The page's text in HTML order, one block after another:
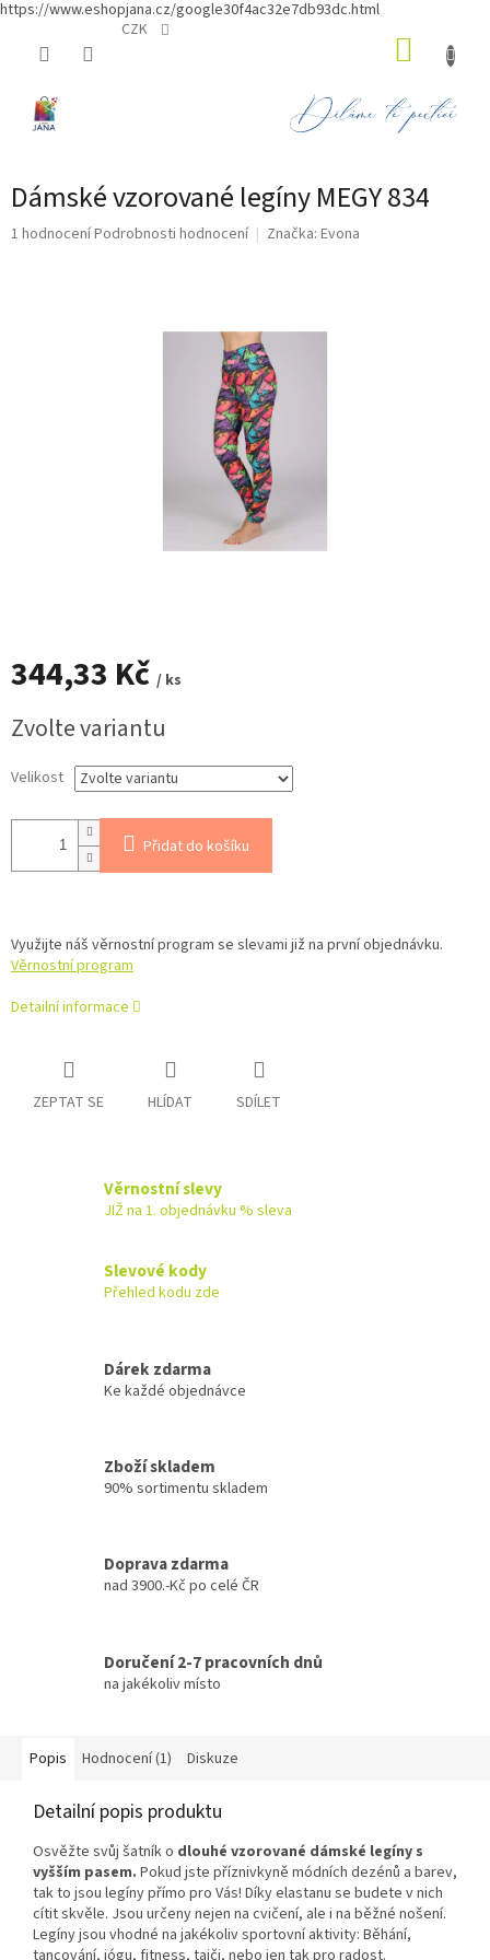
https://www.eshopjana.cz/google30f4ac32e7db93dc.html
CZK
Dámské vzorované legíny MEGY 834
Průměrné
1 hodnoceníPodrobnosti hodnocení Značka: Evona
344,33 Kč / ks
cena:
Zvolte variantu
Velikost
Přidat do košíku
Využijte náš věrnostní program se slevami již na první objednávku.
Věrnostní program
Detailní informace
ZEPTAT SE HLÍDAT SDÍLET
Věrnostní slevy
JIŽ na 1. objednávku % sleva
Slevové kody
Přehled kodu zde
Dárek zdarma
Ke každé objednávce
Zboží skladem
90% sortimentu skladem
Doprava zdarma
nad 3900.-Kč po celé ČR
Doručení 2-7 pracovních dnů
na jakékoliv místo
Popis Hodnocení (1) Diskuze
Detailní popis produktu
Osvěžte svůj šatník o dlouhé vzorované dámské legíny s
vyšším pasem. Pokud jste příznivkyně módních dezénů a barev,
tak to jsou legíny přímo pro Vás! Díky elastanu se budete v nich
cítit skvěle. Jsou určeny nejen na cvičení, ale i na běžné nošení.
Legíny jsou vhodné na jakékoliv sportovní aktivity: Běhání,